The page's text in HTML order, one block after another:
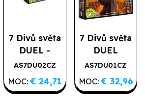
7 Divů světa
DUEL -
Pantheon
AS7DU02CZ
MOC:€ 24,71
7 Divů světa
DUEL
AS7DU01CZ
MOC: € 32,96